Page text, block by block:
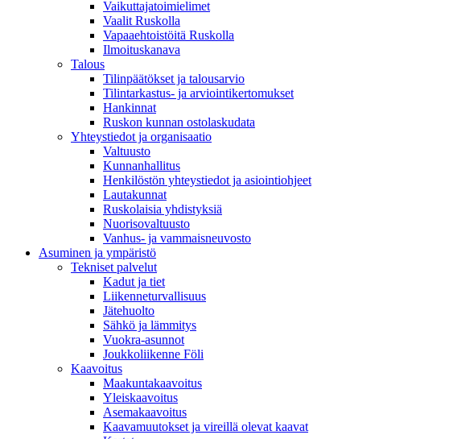
Vaikuttajatoimielimet
Vaalit Ruskolla
Vapaaehtoistöitä Ruskolla
Ilmoituskanava
Talous
Tilinpäätökset ja talousarvio
Tilintarkastus- ja arviointikertomukset
Hankinnat
Ruskon kunnan ostolaskudata
Yhteystiedot ja organisaatio
Valtuusto
Kunnanhallitus
Henkilöstön yhteystiedot ja asiointiohjeet
Lautakunnat
Ruskolaisia yhdistyksiä
Nuorisovaltuusto
Vanhus- ja vammaisneuvosto
Asuminen ja ympäristö
Tekniset palvelut
Kadut ja tiet
Liikenneturvallisuus
Jätehuolto
Sähkö ja lämmitys
Vuokra-asunnot
Joukkoliikenne Föli
Kaavoitus
Maakuntakaavoitus
Yleiskaavoitus
Asemakaavoitus
Kaavamuutokset ja vireillä olevat kaavat